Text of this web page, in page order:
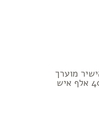
מוערך
ב-2 מיליארד שקל, 40 אלף איש